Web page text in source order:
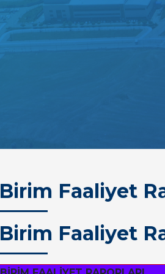
Birim Faaliyet
Birim Faaliyet